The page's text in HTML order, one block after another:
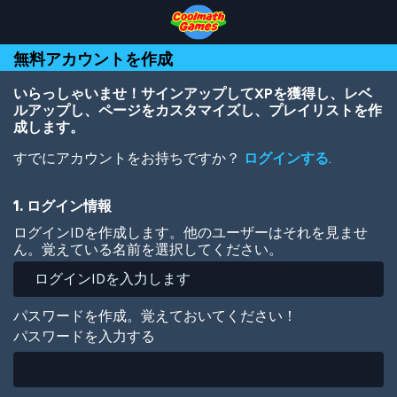
Top
of
Page
Navigation
Main
Content
Footer
ン
コ
ン
移
無料アカウントを作成
いらっしゃいませ！サインアップしてXPを獲得し、レベ
ルアップし、ページをカスタマイズし、プレイリストを作
成します。
すでにアカウントをお持ちですか？ ログインする.
1. ログイン情報
ログインIDを作成します。他のユーザーはそれを見ませ
ん。覚えている名前を選択してください。
パスワードを作成。覚えておいてください！
パスワードを入力する